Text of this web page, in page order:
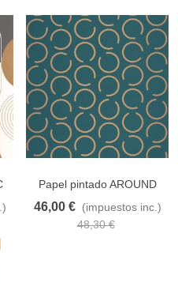
Añadir al carrito A lista de deseos
Papel pintado AROUND
THE CLOCK 102906025
46,00 € (impuestos inc.)
48,30 €